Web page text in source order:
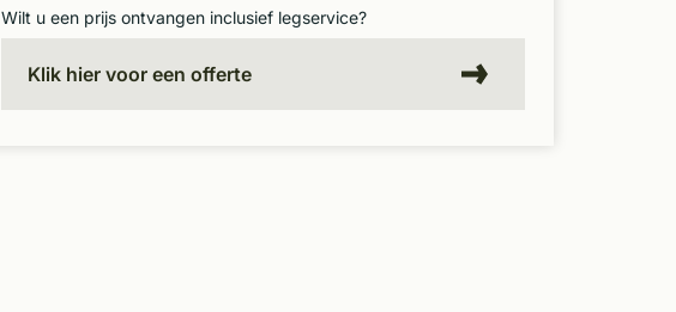
Wilt u een prijs ontvangen inclusief legservice?
Klik hier voor een offerte